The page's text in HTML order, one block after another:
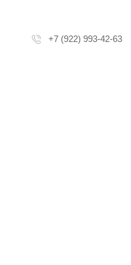
+7 (922) 993-42-63